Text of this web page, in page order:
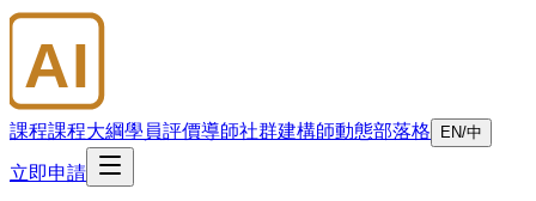
AI
課程課程大綱學員評價導師社群建構師動態部落格 EN/中
立即申請